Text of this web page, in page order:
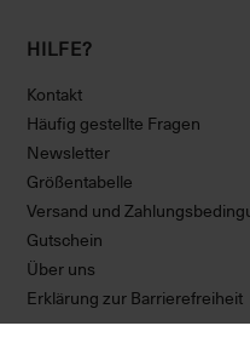
HILFE?
Kontakt
Häufig gestellte Fragen
Newsletter
Größentabelle
Versand und
Gutschein
Über uns
Erklärung zur Barrierefreiheit